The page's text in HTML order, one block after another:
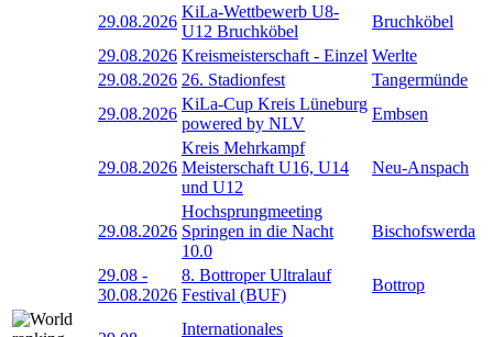
29.08.2026
KiLa-Wettbewerb U8-
U12 Bruchköbel
Bruchköbel
29.08.2026 Kreismeisterschaft - Einzel Werlte
29.08.2026 26. Stadionfest
Tangermünde
29.08.2026
KiLa-Cup Kreis Lüneburg
powered by NLV
Embsen
29.08.2026
Kreis Mehrkampf
Meisterschaft U16, U14
und U12
Neu-Anspach
29.08.2026
Hochsprungmeeting
Springen in die Nacht
10.0
Bischofswerda
29.08 -
30.08.2026
8. Bottroper Ultralauf
Festival (BUF)
Bottrop
Internationales